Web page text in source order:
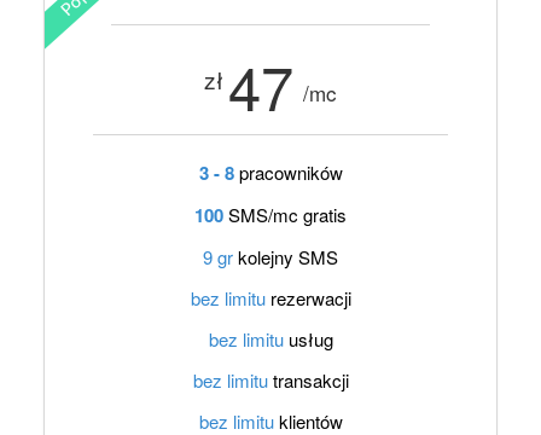
zł 47 /mc
3 - 8pracowników
100SMS/mc gratis
9 grkolejny SMS
bez limiturezerwacji
bez limitu usług
bez limitutransakcji
bez limituklientów